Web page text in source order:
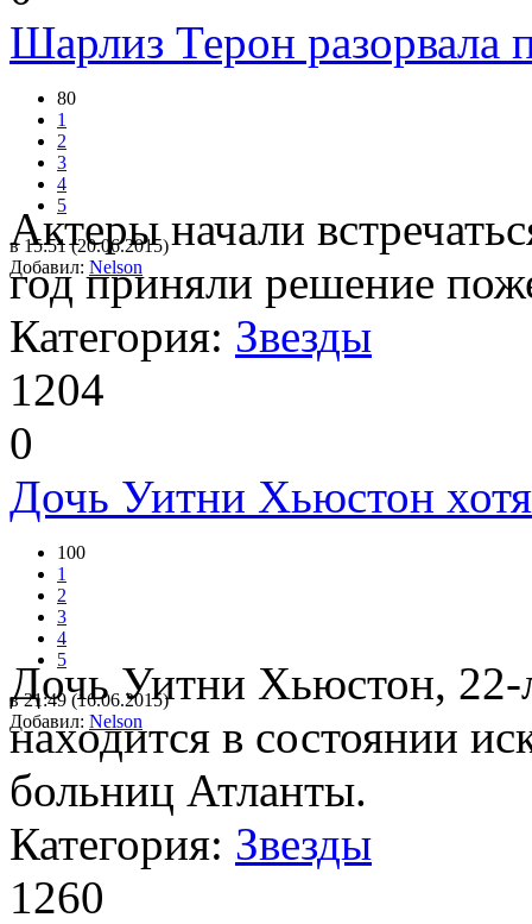
Шарлиз Терон
80
1
2
3
4
5
в 15:51 (20.06.2015)
Добавил: Nelson
Актеры начали
год приняли решение
Категория: Звезды
1204
0
Дочь Уитни Хьюстон
100
1
2
3
4
5
в 21:49 (16.06.2015)
Добавил: Nelson
Дочь Уитни Хьюстон, 22-
находится в состоянии
больниц Атланты.
Категория: Звезды
1260